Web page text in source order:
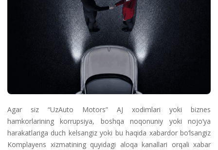
Agar siz “UzAuto Motors” AJ xodimlari yoki biznes
hamkorlarining korrupsiya, boshqa noqonuniy yoki nojo‘ya
harakatlariga duch kelsangiz yoki bu haqida xabardor bo‘lsangiz
Komplayens xizmatining quyidagi aloqa kanallari orqali xabar